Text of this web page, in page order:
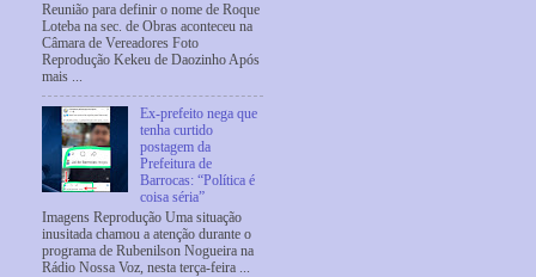
Reunião para definir o nome de Roque
Loteba na sec. de Obras aconteceu na
Câmara de Vereadores Foto
Reprodução Kekeu de Daozinho Após
mais ...
Ex-prefeito nega que
tenha curtido
postagem da
Prefeitura de
Barrocas: “Política é
coisa séria”
Imagens Reprodução Uma situação
inusitada chamou a atenção durante o
programa de Rubenilson Nogueira na
Rádio Nossa Voz, nesta terça-feira ...